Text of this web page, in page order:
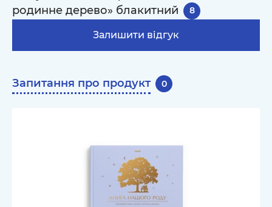
родинне дерево» блакитний
8
Залишити відгук
Запитання про продукт 0